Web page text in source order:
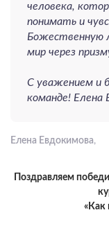
человека,
понимать и
Божественную
мир через
С уважением и
команде! Елена
Елена Евдокимова,
Поздравляем
«Как